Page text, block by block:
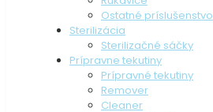
Ostatné príslušenstvo
Sterilizácia
Sterilizačné sáčky
Prípravne tekutiny
Prípravné tekutiny
Remover
Cleaner